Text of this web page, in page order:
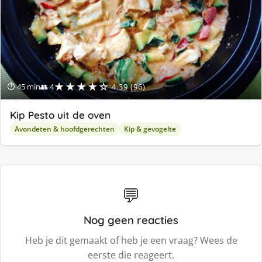
⏱ 45 min👥 4★★★★☆ 4.39 (96)
Kip Pesto uit de oven
Avondeten & hoofdgerechten Kip & gevogelte
💬
Nog geen reacties
Heb je dit gemaakt of heb je een vraag? Wees de
eerste die reageert.